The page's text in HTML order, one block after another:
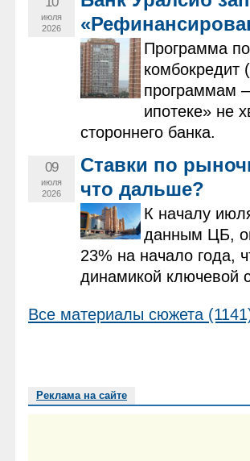
июля
2026
Программа
комбокредит
программам
ипотеке» не
стороннего банка.
09
июля
2026
Ставки по
что дальше?
К началу
данным ЦБ,
23% на начало года,
динамикой ключевой
Все материалы сюжета
Реклама на сайте